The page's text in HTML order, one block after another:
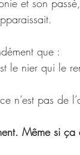
et son passé,
que :
le nier qui le
n’est pas de
Même si ça